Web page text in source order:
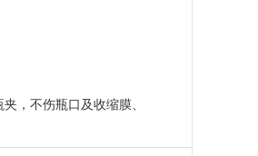
，不伤瓶口及收缩膜、